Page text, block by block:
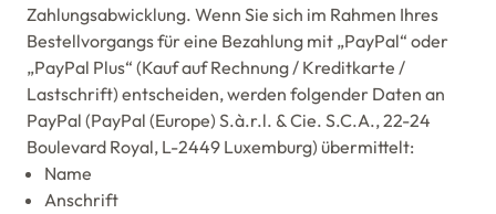
Zahlungsabwicklung. Wenn Sie sich im Rahmen Ihres
Bestellvorgangs für eine Bezahlung mit „PayPal“ oder
„PayPal Plus“ (Kauf auf Rechnung / Kreditkarte /
Lastschrift) entscheiden, werden folgender Daten an
PayPal (PayPal (Europe) S.à.r.l. & Cie. S.C.A., 22-24
Boulevard Royal, L-2449 Luxemburg) übermittelt:
Name
Anschrift